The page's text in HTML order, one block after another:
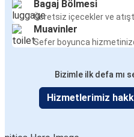
Bagaj Bölmesi
Ücretsiz içecekler ve
Muavinler
Sefer boyunca
Bizimle ilk defa mı
Hizmetlerimiz